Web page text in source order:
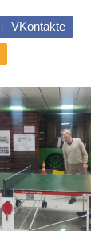
VKontakte